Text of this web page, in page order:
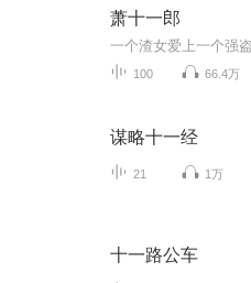
萧十一郎
一个渣女爱上一个强
100 66.4万
谋略十一经
21 1万
十一路公车